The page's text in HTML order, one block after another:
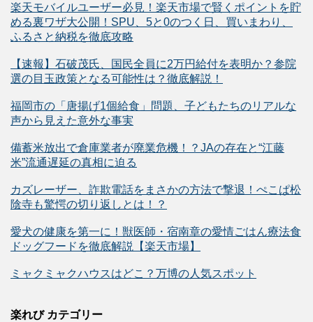
楽天モバイルユーザー必見！楽天市場で賢くポイントを貯
める裏ワザ大公開！SPU、5と0のつく日、買いまわり、
ふるさと納税を徹底攻略
【速報】石破茂氏、国民全員に2万円給付を表明か？参院
選の目玉政策となる可能性は？徹底解説！
福岡市の「唐揚げ1個給食」問題、子どもたちのリアルな
声から見えた意外な事実
備蓄米放出で倉庫業者が廃業危機！？JAの存在と“江藤
米”流通遅延の真相に迫る
カズレーザー、詐欺電話をまさかの方法で撃退！ぺこぱ松
陰寺も驚愕の切り返しとは！？
愛犬の健康を第一に！獣医師・宿南章の愛情ごはん療法食
ドッグフードを徹底解説【楽天市場】
ミャクミャクハウスはどこ？万博の人気スポット
楽れび カテゴリー